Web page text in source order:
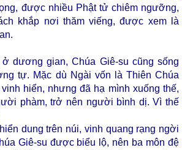
được nhiều Phật tử chiêm ngưỡng,
khắp nơi thăm viếng, được xem là
dương gian, Chúa Giê-su cũng sống
tự. Mặc dù Ngài vốn là Thiên Chúa
hiển, nhưng đã hạ mình xuống thế,
phàm, trở nên người bình dị. Vì thế
dung trên núi, vinh quang rạng ngời
Giê-su được biểu lộ, nên ba môn đệ